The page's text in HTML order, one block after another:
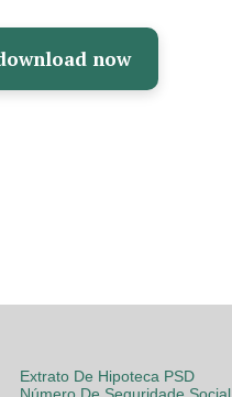
now
Extrato De Hipoteca PSD